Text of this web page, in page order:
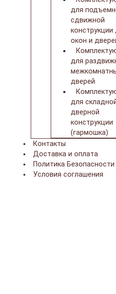
для
сдвижной
конструкции
окон и
для
дверей
для
дверной
конструкции
(гармошка)
Контакты
Доставка и оплата
Политика Безопасности
Условия соглашения